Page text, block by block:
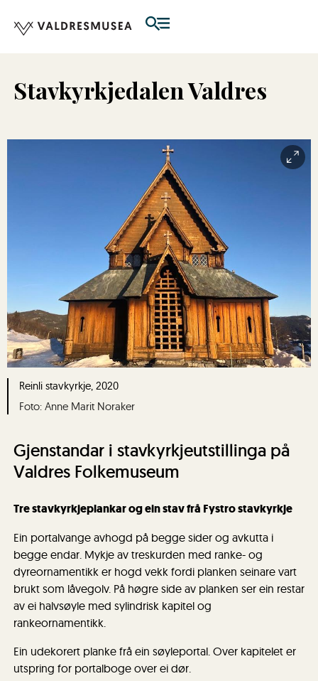
Stavkyrkjedalen Valdres
Reinli stavkyrkje, 2020
Anne Marit Noraker
Gjenstandar i stavkyrkjeutstillinga på
Valdres Folkemuseum
Tre stavkyrkjeplankar og ein stav frå Fystro stavkyrkje
Ein portalvange avhogd på begge sider og avkutta i
begge endar. Mykje av treskurden med ranke- og
dyreornamentikk er hogd vekk fordi planken seinare vart
brukt som låvegolv. På høgre side av planken ser ein restar
av ei halvsøyle med sylindrisk kapitel og
rankeornamentikk.
Ein udekorert planke frå ein søyleportal. Over kapitelet er
utspring for portalboge over ei dør.